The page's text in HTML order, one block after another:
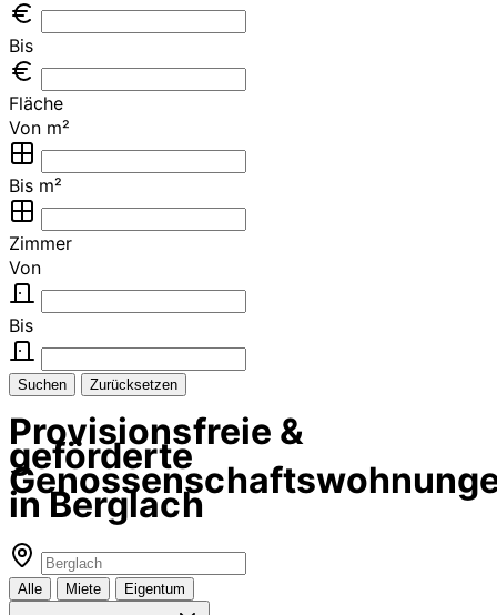
Bis
Fläche
Von m²
Bis m²
Zimmer
Von
Bis
Suchen Zurücksetzen
Provisionsfreie &
geförderte
in Berglach
Alle Miete Eigentum